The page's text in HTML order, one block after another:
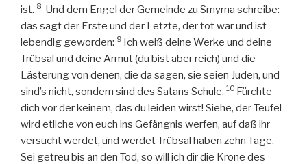
ist. 8 Und dem Engel der Gemeinde zu Smyrna schreibe:
das sagt der Erste und der Letzte, der tot war und ist
lebendig geworden: 9 Ich weiß deine Werke und deine
Trübsal und deine Armut (du bist aber reich) und die
Lästerung von denen, die da sagen, sie seien Juden, und
sind’s nicht, sondern sind des Satans Schule. 10 Fürchte
dich vor der keinem, das du leiden wirst! Siehe, der Teufel
wird etliche von euch ins Gefängnis werfen, auf daß ihr
versucht werdet, und werdet Trübsal haben zehn Tage.
Sei getreu bis an den Tod, so will ich dir die Krone des